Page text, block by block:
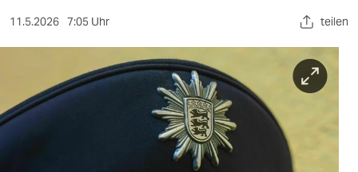
sport
nord
11.5.2026 7:05 Uhr teilen